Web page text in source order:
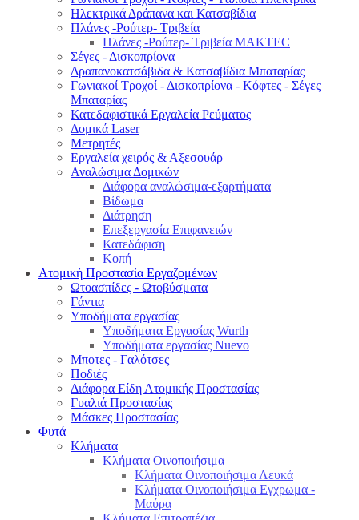
Ηλεκτρικά Δράπανα και Κατσαβίδια
Πλάνες -Ρούτερ- Τριβεία
Πλάνες -Ρούτερ- Τριβεία MAKTEC
Σέγες - Δισκοπρίονα
Δραπανοκατσάβιδα & Κατσαβίδια Μπαταρίας
Γωνιακοί Τροχοί - Δισκοπρίονα - Κόφτες - Σέγες
Μπαταρίας
Κατεδαφιστικά Εργαλεία Ρεύματος
Δομικά Laser
Μετρητές
Εργαλεία χειρός & Αξεσουάρ
Αναλώσιμα Δομικών
Διάφορα αναλώσιμα-εξαρτήματα
Βίδωμα
Διάτρηση
Επεξεργασία Επιφανειών
Κατεδάφιση
Κοπή
Ατομική Προστασία Εργαζομένων
Ωτοασπίδες - Ωτοβύσματα
Γάντια
Υποδήματα εργασίας
Υποδήματα Εργασίας Wurth
Υποδήματα εργασίας Nuevo
Μποτες - Γαλότσες
Ποδιές
Διάφορα Είδη Ατομικής Προστασίας
Γυαλιά Προστασίας
Μάσκες Προστασίας
Φυτά
Κλήματα
Κλήματα Οινοποιήσιμα
Κλήματα Οινοποιήσιμα Λευκά
Κλήματα Οινοποιήσιμα Εγχρωμα -
Μαύρα